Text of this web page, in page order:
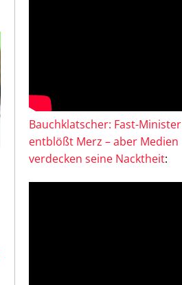
Bauchklatscher: Fast-Minister
entblößt Merz – aber Medien
verdecken seine Nacktheit: